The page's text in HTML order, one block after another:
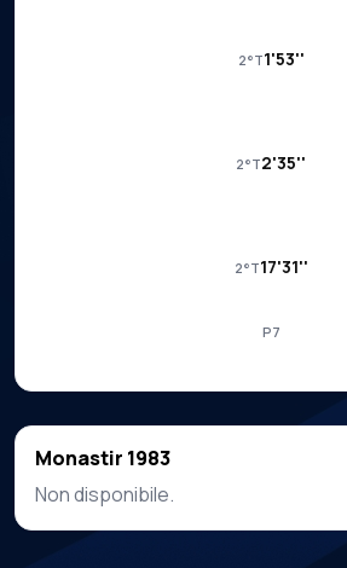
2°T1'53''
2°T2'35''
2°T17'31''
P7
Monastir 1983
Non disponibile.